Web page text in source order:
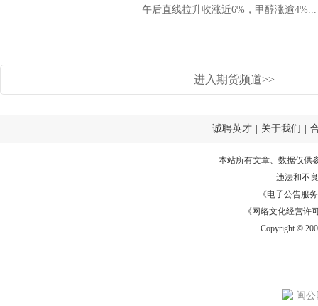
午后直线拉升收涨近6%，甲醇涨逾4%...
进入期货频道>>
诚聘英才 关于我们
本站所有文章、数据仅供
违法和不
《电子公告服务
《网络文化经营许
Copyright ©
闽公